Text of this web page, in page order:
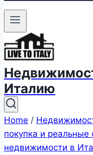
Италию
Home /
покупка и
недвижимости в